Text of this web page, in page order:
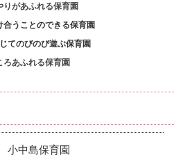
りがあふれる保育園
うことのできる保育園
てのびのび遊ぶ保育園
ろあふれる保育園
小中島保育園